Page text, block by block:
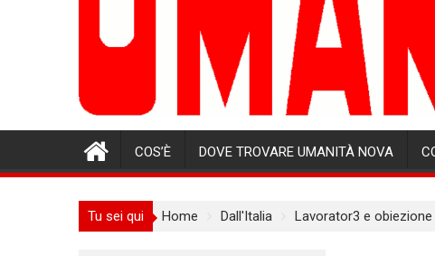
COS’È DOVE TROVARE UMANITÀ NOVA
Tu sei qui Home Dall'Italia Lavorator3 e